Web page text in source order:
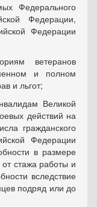
Федерального
Федерации,
Федерации
ветеранов
и полном
и льгот;
Великой
действий на
гражданского
Федерации
в размере
стажа работы и
вследствие
подряд или до